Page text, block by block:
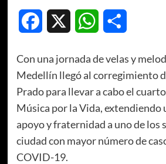
Facebook WhatsApp
Con una jornada de velas y
Medellín llegó al corregimiento
Prado para llevar a cabo el
Música por la Vida, extendiendo
apoyo y fraternidad a uno de los
ciudad con mayor número de
COVID-19.